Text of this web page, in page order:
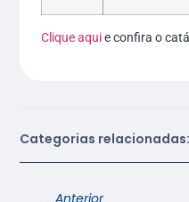
Clique aquie confira o
Categorias relacionadas: